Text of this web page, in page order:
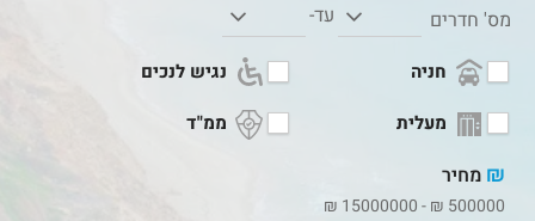
מס' חדרים
עד-
חניה
נגיש לנכים
מעלית
ממ"ד
₪ מחיר
500000
₪
-
15000000
₪